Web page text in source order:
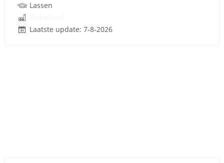
Lassen
Laatste update: 7-8-2026